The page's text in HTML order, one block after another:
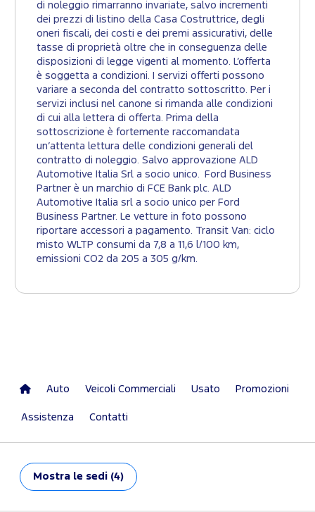
di noleggio rimarranno invariate, salvo incrementi
dei prezzi di listino della Casa Costruttrice, degli
oneri fiscali, dei costi e dei premi assicurativi, delle
tasse di proprietà oltre che in conseguenza delle
disposizioni di legge vigenti al momento. L’offerta
è soggetta a condizioni. I servizi offerti possono
variare a seconda del contratto sottoscritto. Per i
servizi inclusi nel canone si rimanda alle condizioni
di cui alla lettera di offerta. Prima della
sottoscrizione è fortemente raccomandata
un’attenta lettura delle condizioni generali del
contratto di noleggio. Salvo approvazione ALD
Automotive Italia Srl a socio unico. Ford Business
Partner è un marchio di FCE Bank plc. ALD
Automotive Italia srl a socio unico per Ford
Business Partner. Le vetture in foto possono
riportare accessori a pagamento. Transit Van: ciclo
misto WLTP consumi da 7,8 a 11,6 l/100 km,
emissioni CO2 da 205 a 305 g/km.
Auto Veicoli Commerciali Usato Promozioni
Assistenza Contatti
Mostra le sedi (4)